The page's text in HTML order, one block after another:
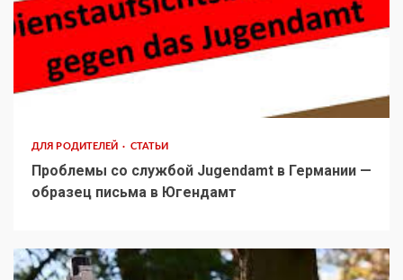
ДЛЯ РОДИТЕЛЕЙ СТАТЬИ
Проблемы со службой Jugendamt в Германии —
образец письма в Югендамт